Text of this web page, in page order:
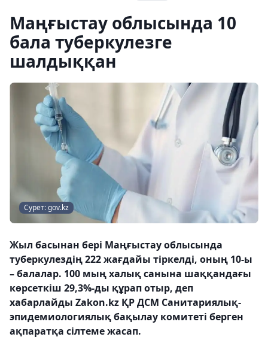
Маңғыстау облысында 10
бала туберкулезге
шалдыққан
Сурет: gov.kz
Жыл басынан бері Маңғыстау облысында
туберкулездің 222 жағдайы тіркелді, оның 10-ы
– балалар. 100 мың халық санына шаққандағы
көрсеткіш 29,3%-ды құрап отыр, деп
хабарлайды Zakon.kz ҚР ДСМ Санитариялық-
эпидемиологиялық бақылау комитеті берген
ақпаратқа сілтеме жасап.